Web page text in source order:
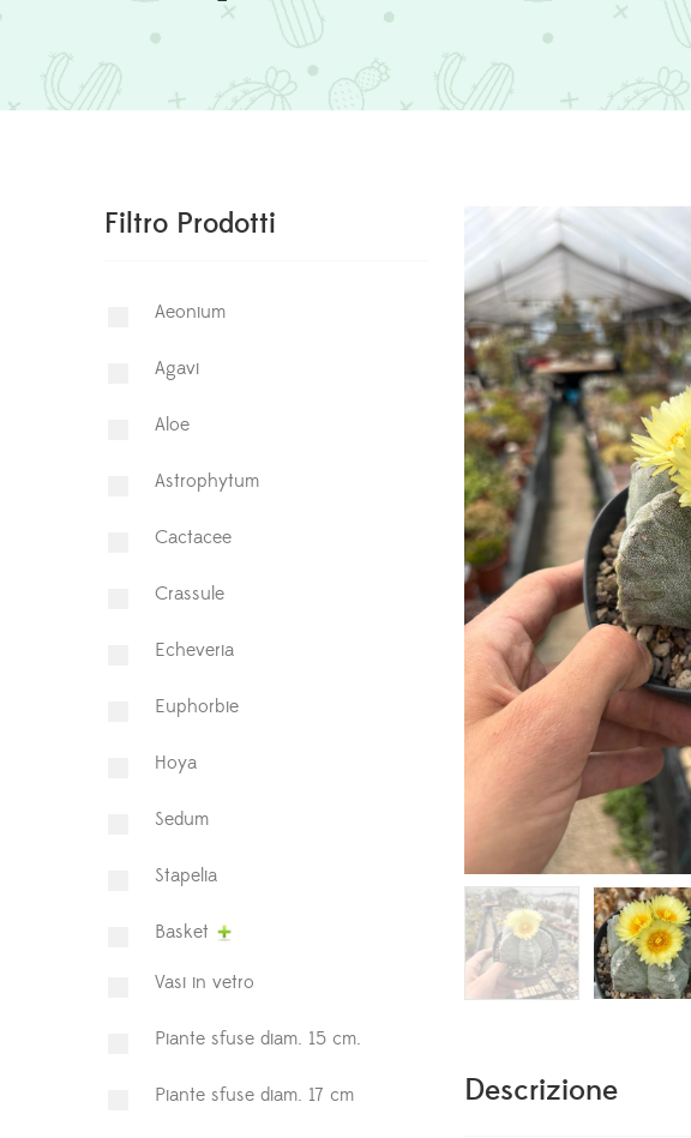
Descrizione
Filtro Prodotti
Aeonium
Agavi
Aloe
Astrophytum
⁠Cactacee
⁠Crassule
Echeveria
Euphorbie
Hoya
⁠Sedum
Stapelia
Basket
Vasi in vetro
Piante sfuse diam. 15 cm.
Piante sfuse diam. 17 cm